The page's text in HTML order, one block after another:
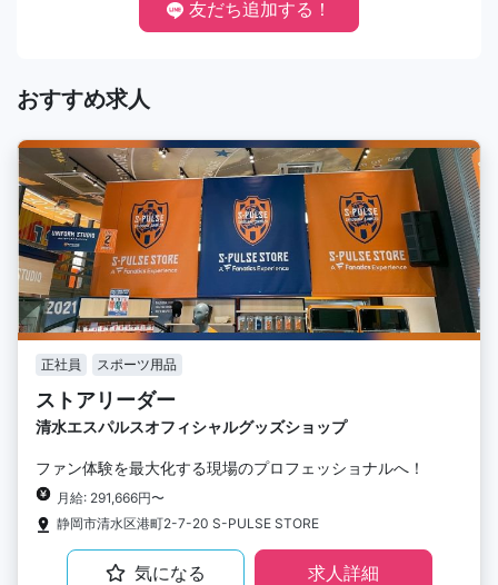
友だち追加する！
おすすめ求人
正社員 スポーツ用品
ストアリーダー
清水エスパルスオフィシャルグッズショップ
ファン体験を最大化する現場のプロフェッショナルへ！
月給: 291,666円〜
静岡市清水区港町2-7-20 S-PULSE STORE
気になる 求人詳細